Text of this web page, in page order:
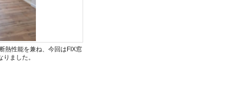
熱性能を兼ね、今回はFIX窓
ました。